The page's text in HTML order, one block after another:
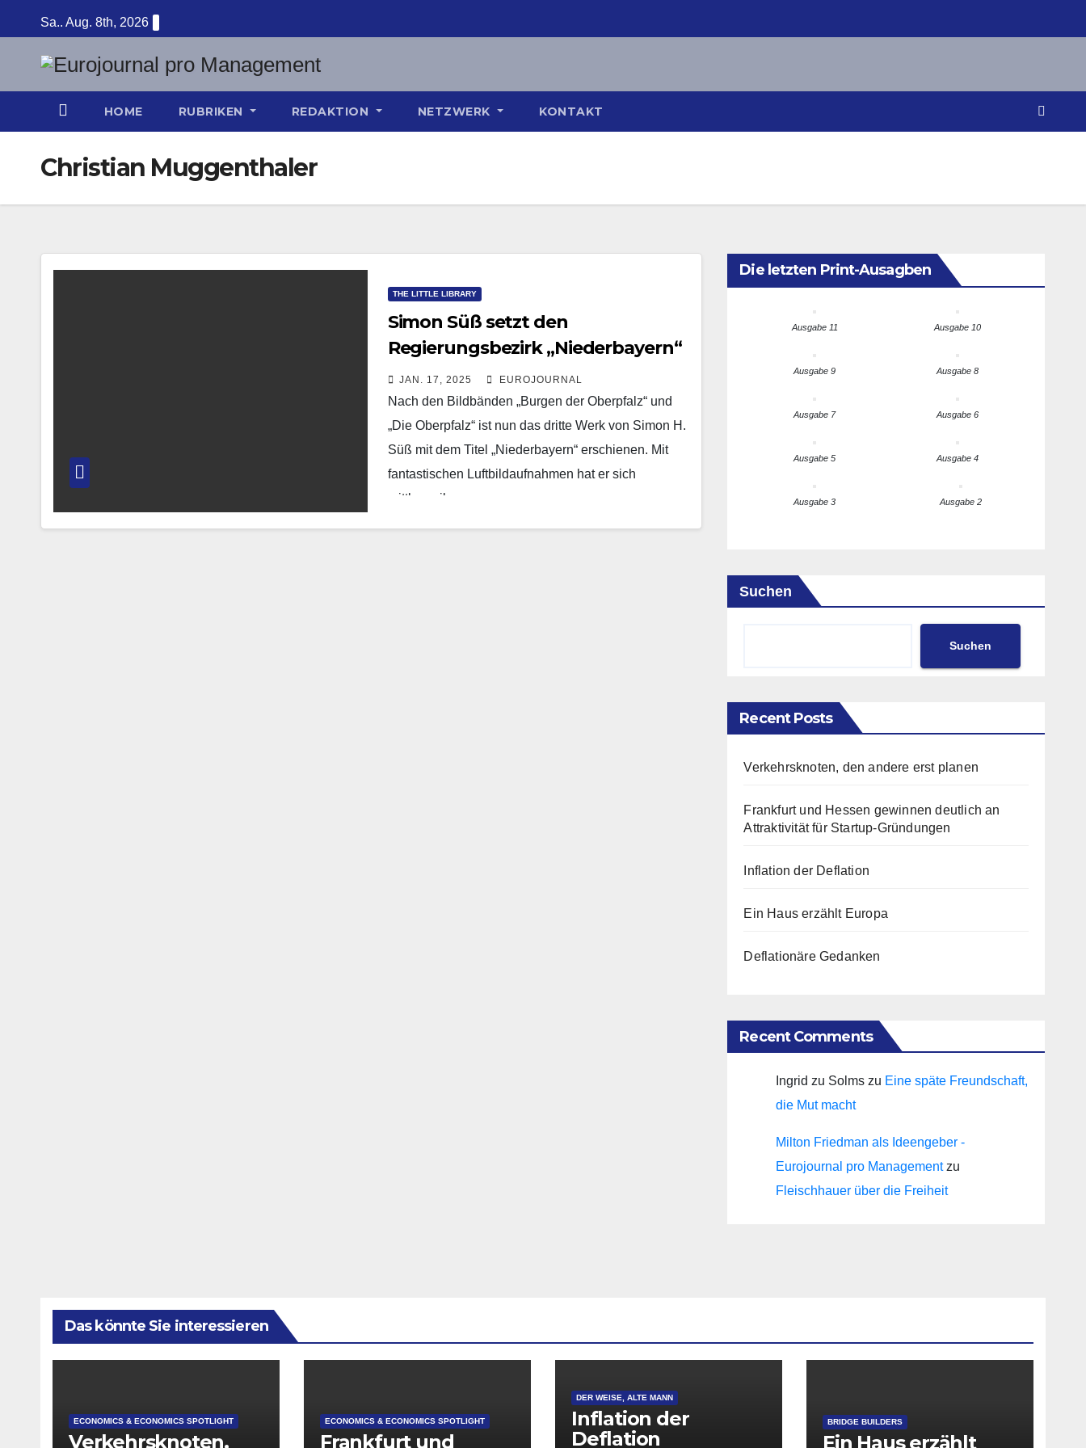
Inhalt
springen
Sa.. Aug. 8th, 2026
HOME RUBRIKEN REDAKTION NETZWERK KONTAKT
Christian Muggenthaler
THE LITTLE LIBRARY
Simon Süß setzt den
Regierungsbezirk „Niederbayern“
in Szene
JAN. 17, 2025 EUROJOURNAL
Nach den Bildbänden „Burgen der Oberpfalz“ und
„Die Oberpfalz“ ist nun das dritte Werk von Simon H.
Süß mit dem Titel „Niederbayern“ erschienen. Mit
fantastischen Luftbildaufnahmen hat er sich
mittlerweile…
Die letzten Print-Ausagben
Ausgabe 11 Ausgabe 10
Ausgabe 9 Ausgabe 8
Ausgabe 7 Ausgabe 6
Ausgabe 5 Ausgabe 4
Ausgabe 3 Ausgabe 2
Suchen
Suchen
Recent Posts
Verkehrsknoten, den andere erst planen
Frankfurt und Hessen gewinnen deutlich an
Attraktivität für Startup-Gründungen
Inflation der Deflation
Ein Haus erzählt Europa
Deflationäre Gedanken
Recent Comments
Ingrid zu Solms zu Eine späte Freundschaft,
die Mut macht
Milton Friedman als Ideengeber -
Eurojournal pro Managementzu
Fleischhauer über die Freiheit
Das könnte Sie interessieren
ECONOMICS & ECONOMICS SPOTLIGHT
Verkehrsknoten,
ECONOMICS & ECONOMICS SPOTLIGHT
Frankfurt und
DER WEISE, ALTE MANN
Inflation der
Deflation
BRIDGE BUILDERS
Ein Haus erzählt